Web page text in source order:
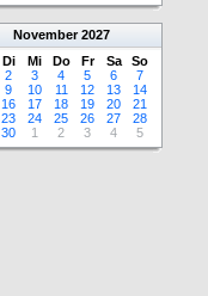
November 2027
Di Mi Do Fr Sa
So
2 3 4 5 6
7
9 10 11 12 13
14
16 17 18 19 20
21
23 24 25 26 27
28
30 1 2 3 4 5